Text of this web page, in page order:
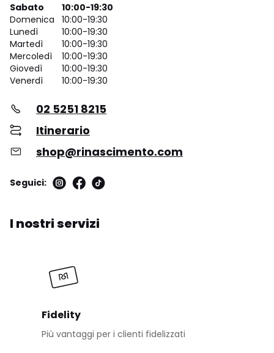
Sabato
10:00-19:30
Domenica
10:00-19:30
Lunedì
10:00-19:30
Martedì
10:00-19:30
Mercoledì
10:00-19:30
Giovedì
10:00-19:30
Venerdì
10:00-19:30
02 5251 8215
Itinerario
shop@rinascimento.com
Seguici:
I nostri servizi
Fidelity
Più vantaggi per i clienti fidelizzati